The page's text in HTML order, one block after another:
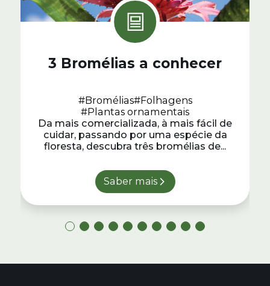
3 Bromélias a conhecer
#Bromélias#Folhagens
#Plantas ornamentais
Da mais comercializada, à mais fácil de
cuidar, passando por uma espécie da
floresta, descubra três bromélias de...
Saber mais